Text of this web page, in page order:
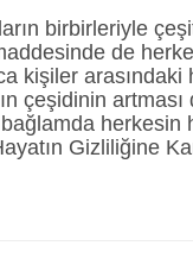
birbirleriyle
de
kişiler
çeşidinin
herkesin
Gizliliğine